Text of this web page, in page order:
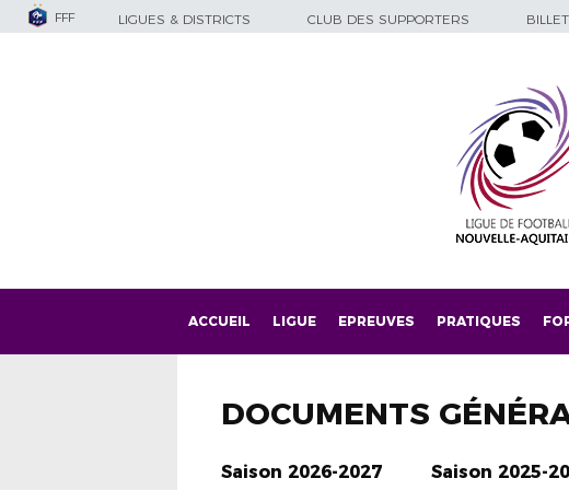
FFF LIGUES & DISTRICTS CLUB DES SUPPORTERS
ACCUEIL LIGUE EPREUVES PRATIQUES
DOCUMENTS
Saison 2026-2027 Saison 2025-